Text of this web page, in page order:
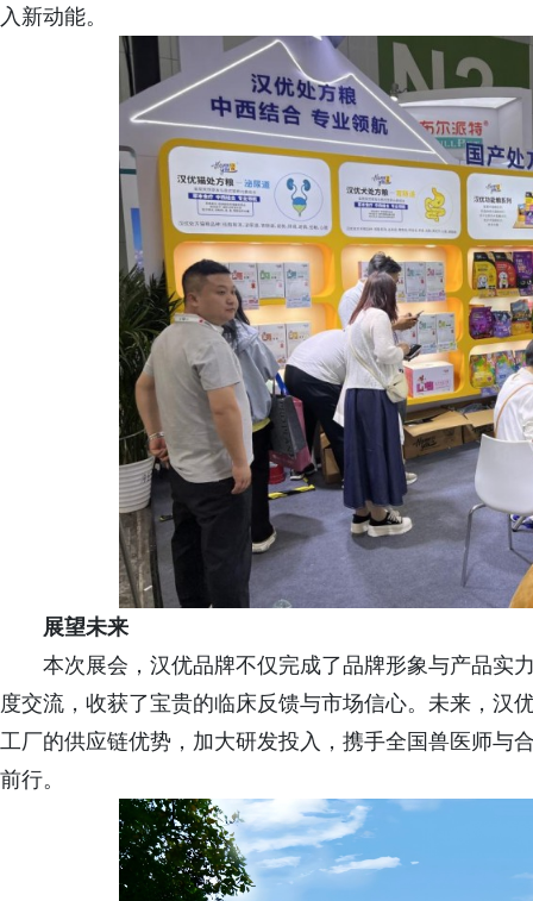
入新动能。
展望未来
本次展会，汉优品牌不仅完成了品牌形象与产品实
度交流，收获了宝贵的临床反馈与市场信心。未来，汉
工厂的供应链优势，加大研发投入，携手全国兽医师与
前行。